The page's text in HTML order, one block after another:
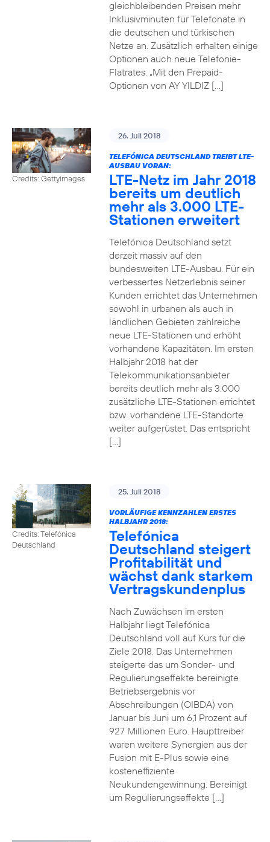
gleichbleibenden Preisen mehr
Inklusivminuten für Telefonate in
die deutschen und türkischen
Netze an. Zusätzlich erhalten einige
Optionen auch neue Telefonie-
Flatrates. „Mit den Prepaid-
Optionen von AY YILDIZ […]
Credits: Gettyimages
26. Juli 2018
TELEFÓNICA DEUTSCHLAND TREIBT LTE-
AUSBAU VORAN:
LTE-Netz im Jahr 2018
bereits um deutlich
mehr als 3.000 LTE-
Stationen erweitert
Telefónica Deutschland setzt
derzeit massiv auf den
bundesweiten LTE-Ausbau. Für ein
verbessertes Netzerlebnis seiner
Kunden errichtet das Unternehmen
sowohl in urbanen als auch in
ländlichen Gebieten zahlreiche
neue LTE-Stationen und erhöht
vorhandene Kapazitäten. Im ersten
Halbjahr 2018 hat der
Telekommunikationsanbieter
bereits deutlich mehr als 3.000
zusätzliche LTE-Stationen errichtet
bzw. vorhandene LTE-Standorte
weiter aufgerüstet. Das entspricht
[…]
Credits: Telefónica
Deutschland
25. Juli 2018
VORLÄUFIGE KENNZAHLEN ERSTES
HALBJAHR 2018:
Telefónica
Deutschland steigert
Profitabilität und
wächst dank starkem
Vertragskundenplus
Nach Zuwächsen im ersten
Halbjahr liegt Telefónica
Deutschland voll auf Kurs für die
Ziele 2018. Das Unternehmen
steigerte das um Sonder- und
Regulierungseffekte bereinigte
Betriebsergebnis vor
Abschreibungen (OIBDA) von
Januar bis Juni um 6,1 Prozent auf
927 Millionen Euro. Haupttreiber
waren weitere Synergien aus der
Fusion mit E-Plus sowie eine
kosteneffiziente
Neukundengewinnung. Bereinigt
um Regulierungseffekte […]